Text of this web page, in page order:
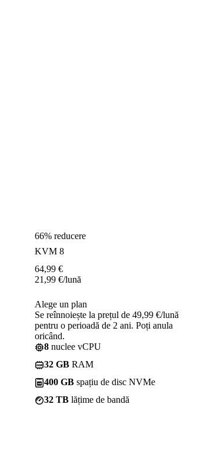
66% reducere
KVM 8
64,99 €
21,99 €/lună
Alege un plan
Se reînnoiește la prețul de 49,99 €/lună
pentru o perioadă de 2 ani. Poți anula
oricând.
8 nuclee vCPU
32 GB RAM
400 GB spațiu de disc NVMe
32 TB lățime de bandă